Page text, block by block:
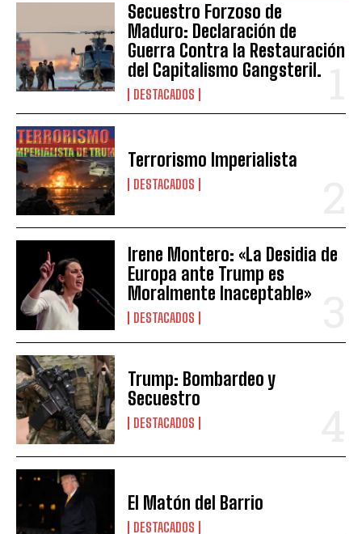
Secuestro Forzoso de
Maduro: Declaración de
Guerra Contra la Restauración
del Capitalismo Gangsteril.
DESTACADOS
Terrorismo Imperialista
DESTACADOS
Irene Montero: «La Desidia de
Europa ante Trump es
Moralmente Inaceptable»
DESTACADOS
Trump: Bombardeo y
Secuestro
DESTACADOS
El Matón del Barrio
DESTACADOS